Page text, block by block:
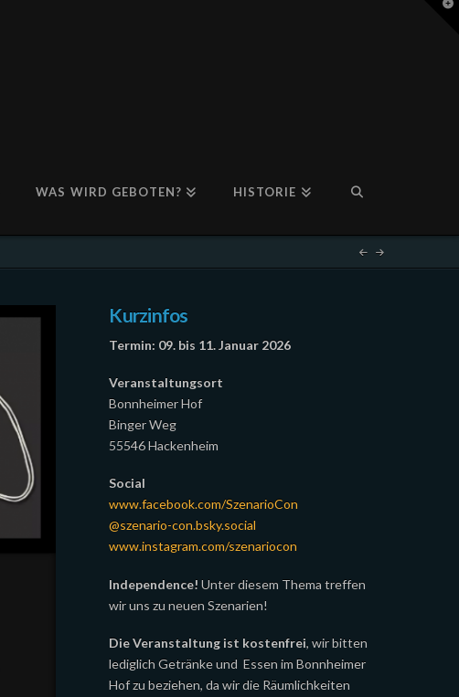
WAS WIRD GEBOTEN? HISTORIE
Kurzinfos
Termin: 09. bis 11. Januar 2026
Veranstaltungsort
Bonnheimer Hof
Binger Weg
55546 Hackenheim
Social
www.facebook.com/SzenarioCon
@szenario-con.bsky.social
www.instagram.com/szenariocon
Independence! Unter diesem Thema treffen
wir uns zu neuen Szenarien!
Die Veranstaltung ist kostenfrei, wir bitten
lediglich Getränke und Essen im Bonnheimer
Hof zu beziehen, da wir die Räumlichkeiten